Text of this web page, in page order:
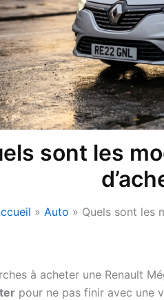
sont les
Auto Quels sont les
à acheter une Renault
pour ne pas finir avec une